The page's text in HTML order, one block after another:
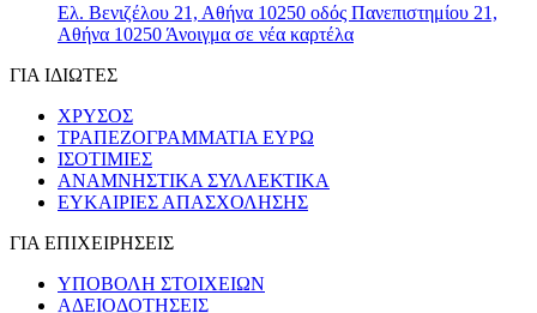
Ελ. Βενιζέλου 21, Αθήνα 10250 οδός Πανεπιστημίου 21,
Αθήνα 10250 Άνοιγμα σε νέα καρτέλα
ΓΙΑ ΙΔΙΩΤΕΣ
ΧΡΥΣΟΣ
ΤΡΑΠΕΖΟΓΡΑΜΜΑΤΙΑ ΕΥΡΩ
ΙΣΟΤΙΜΙΕΣ
ΑΝΑΜΝΗΣΤΙΚΑ ΣΥΛΛΕΚΤΙΚΑ
ΕΥΚΑΙΡΙΕΣ ΑΠΑΣΧΟΛΗΣΗΣ
ΓΙΑ ΕΠΙΧΕΙΡΗΣΕΙΣ
ΥΠΟΒΟΛΗ ΣΤΟΙΧΕΙΩΝ
ΑΔΕΙΟΔΟΤΗΣΕΙΣ